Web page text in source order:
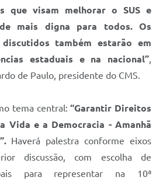
que visam melhorar o SUS e
mais digna para todos. Os
também estarão em
estaduais e na nacional”,
de Paulo, presidente do CMS.
tema central:“Garantir Direitos
Vida e a Democracia - Amanhã
Haverá palestra conforme eixos
discussão, com escolha de
para representar na 10ª